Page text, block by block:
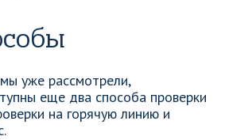
уже рассмотрели,
еще два способа проверки
на горячую линию и